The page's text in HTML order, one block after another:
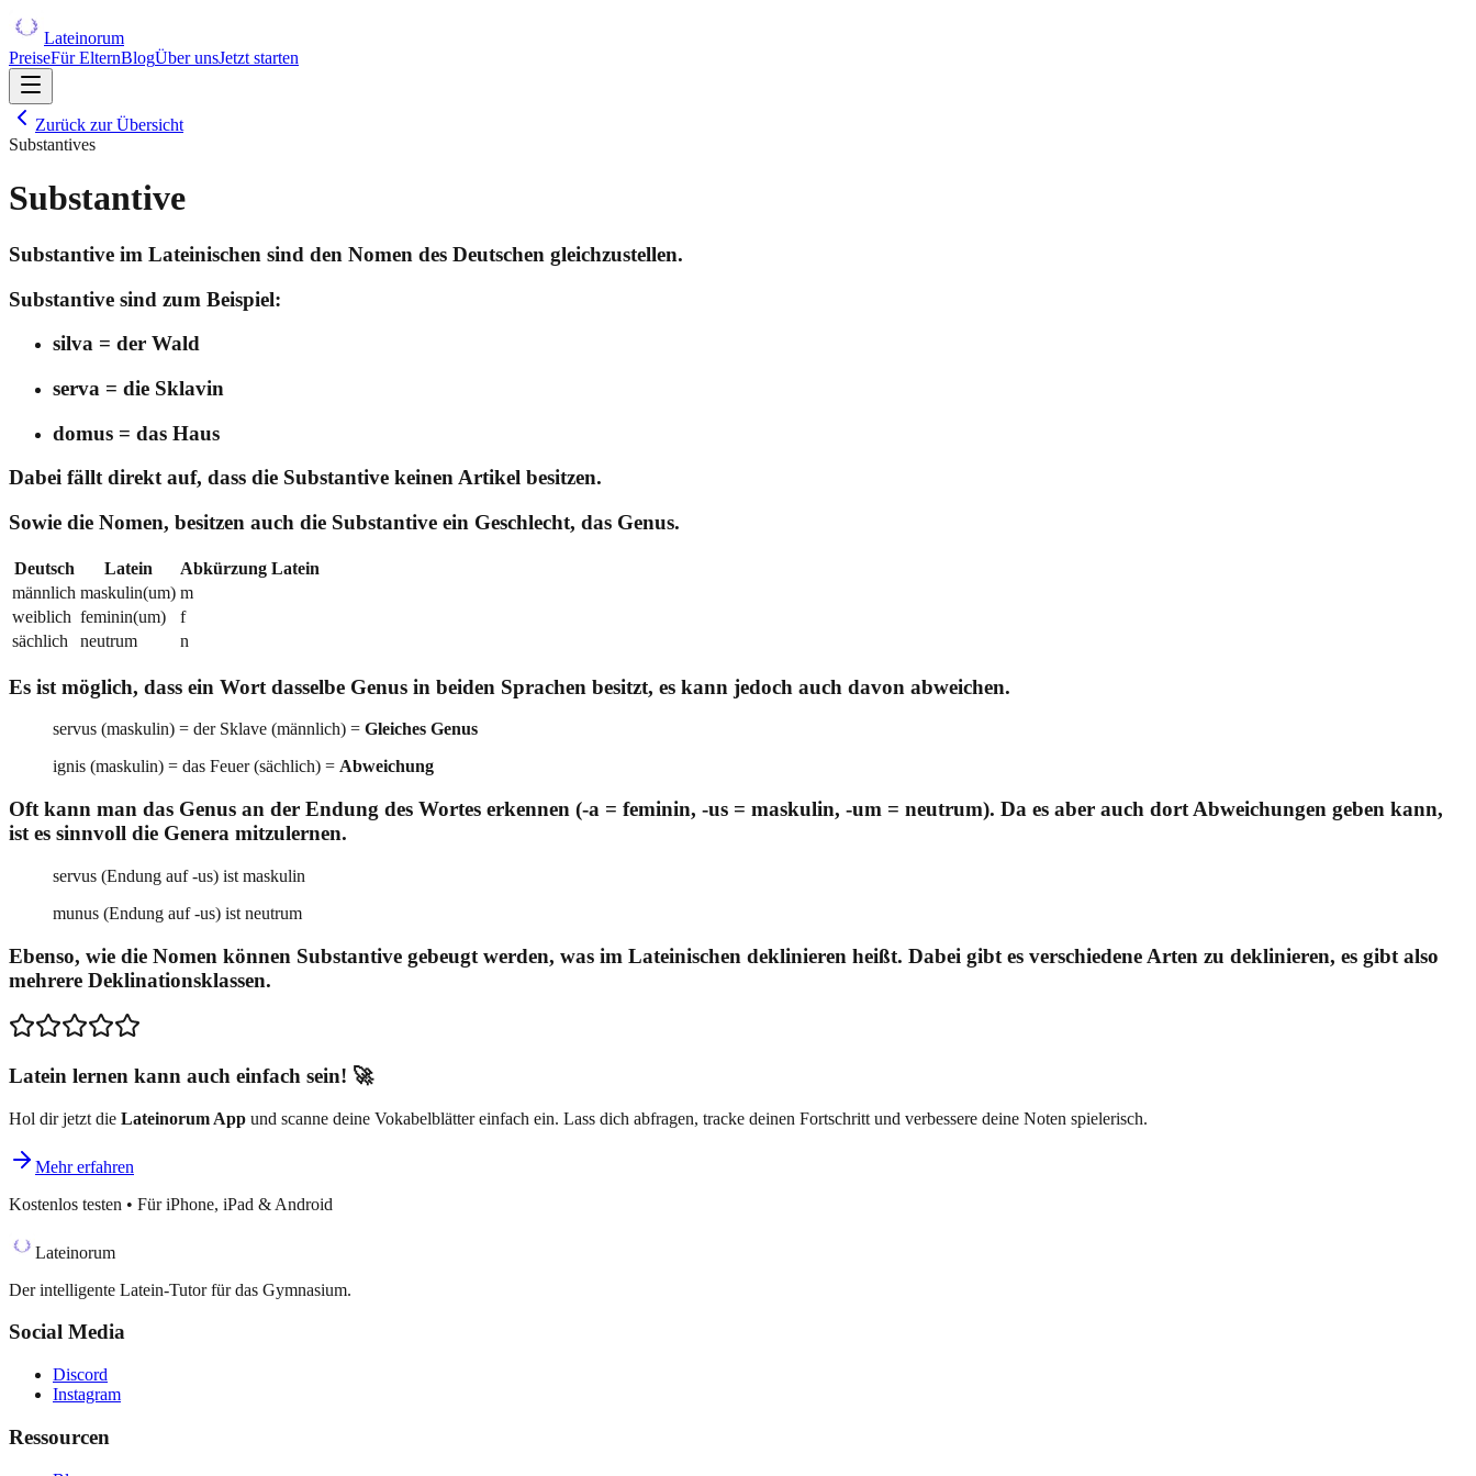
Lateinorum
PreiseFür ElternBlogÜber unsJetzt starten
Zurück zur Übersicht
Substantives
Substantive
Substantive im Lateinischen sind den Nomen des Deutschen gleichzustellen.
Substantive sind zum Beispiel:
silva = der Wald
serva = die Sklavin
domus = das Haus
Dabei fällt direkt auf, dass die Substantive keinen Artikel besitzen.
Sowie die Nomen, besitzen auch die Substantive ein Geschlecht, das Genus.
Deutsch Latein
Abkürzung Latein
männlich maskulin(um) m
weiblich feminin(um)
f
sächlich
neutrum n
Es ist möglich, dass ein Wort dasselbe Genus in beiden Sprachen besitzt, es kann jedoch auch davon abweichen.
servus (maskulin) = der Sklave (männlich) = Gleiches Genus
ignis (maskulin) = das Feuer (sächlich) = Abweichung
Oft kann man das Genus an der Endung des Wortes erkennen (-a = feminin, -us = maskulin, -um = neutrum). Da es aber auch dort Abweichungen geben kann,
ist es sinnvoll die Genera mitzulernen.
servus (Endung auf -us) ist maskulin
munus (Endung auf -us) ist neutrum
Ebenso, wie die Nomen können Substantive gebeugt werden, was im Lateinischen deklinieren heißt. Dabei gibt es verschiedene Arten zu deklinieren, es gibt also
mehrere Deklinationsklassen.
Latein lernen kann auch einfach sein! 🚀
Hol dir jetzt die Lateinorum App und scanne deine Vokabelblätter einfach ein. Lass dich abfragen, tracke deinen Fortschritt und verbessere deine Noten spielerisch.
Mehr erfahren
Kostenlos testen • Für iPhone, iPad & Android
Lateinorum
Der intelligente Latein-Tutor für das Gymnasium.
Social Media
Discord
Instagram
Ressourcen